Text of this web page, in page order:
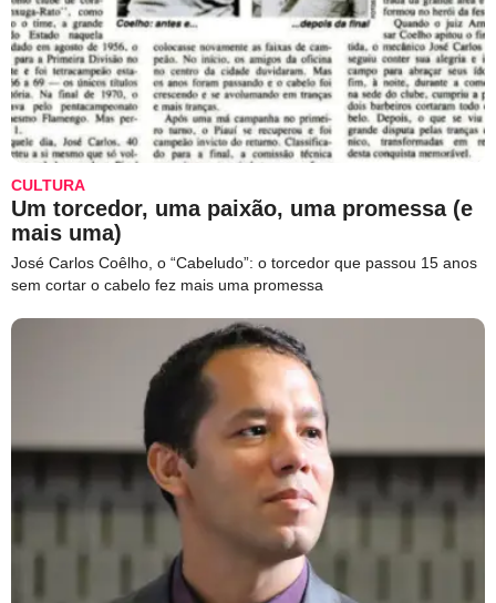
CULTURA
Um torcedor, uma paixão, uma promessa (e
mais uma)
José Carlos Coêlho, o “Cabeludo”: o torcedor que passou 15 anos
sem cortar o cabelo fez mais uma promessa